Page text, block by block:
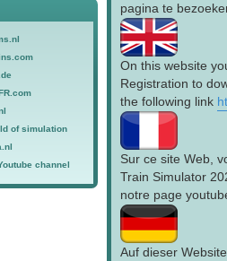
pagina te
On this website
Registration to
the following link
Sur ce site Web,
Train Simulator
notre page
Auf dieser
of simulation
channel